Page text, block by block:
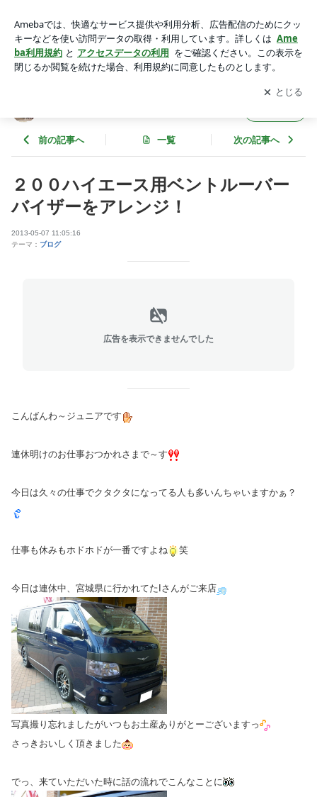
ORLD ジュニアのブログ
アプリをダウンロードして ブログの更新通知
を受け取りまし
ょう。
開く
前の記事へ 一覧 次の記事へ
２００ハイエース用ベントルーバー
バイザーをアレンジ！
2013-05-07 11:05:16
テーマ： ブログ
広告を表示できませんでした
こんばんわ～ジュニアです
連休明けのお仕事おつかれさまで～す
今日は久々の仕事でクタクタになってる人も多いんちゃいますかぁ？
仕事も休みもホドホドが一番ですよね 笑
今日は連休中、宮城県に行かれてたIさんがご来店
写真撮り忘れましたがいつもお土産ありがとーございますっ
さっきおいしく頂きました
でっ、来ていただいた時に話の流れでこんなことに